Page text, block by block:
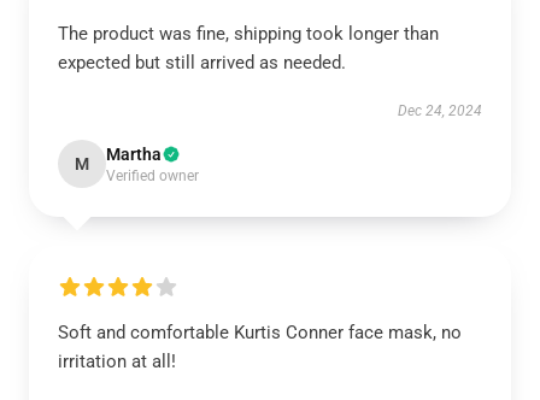
The product was fine, shipping took longer than
expected but still arrived as needed.
Dec 24, 2024
M Martha
Verified owner
Soft and comfortable Kurtis Conner face mask, no
irritation at all!